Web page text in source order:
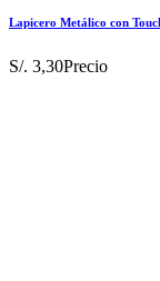
Lapicero Metálico con
S/. 3,30Precio